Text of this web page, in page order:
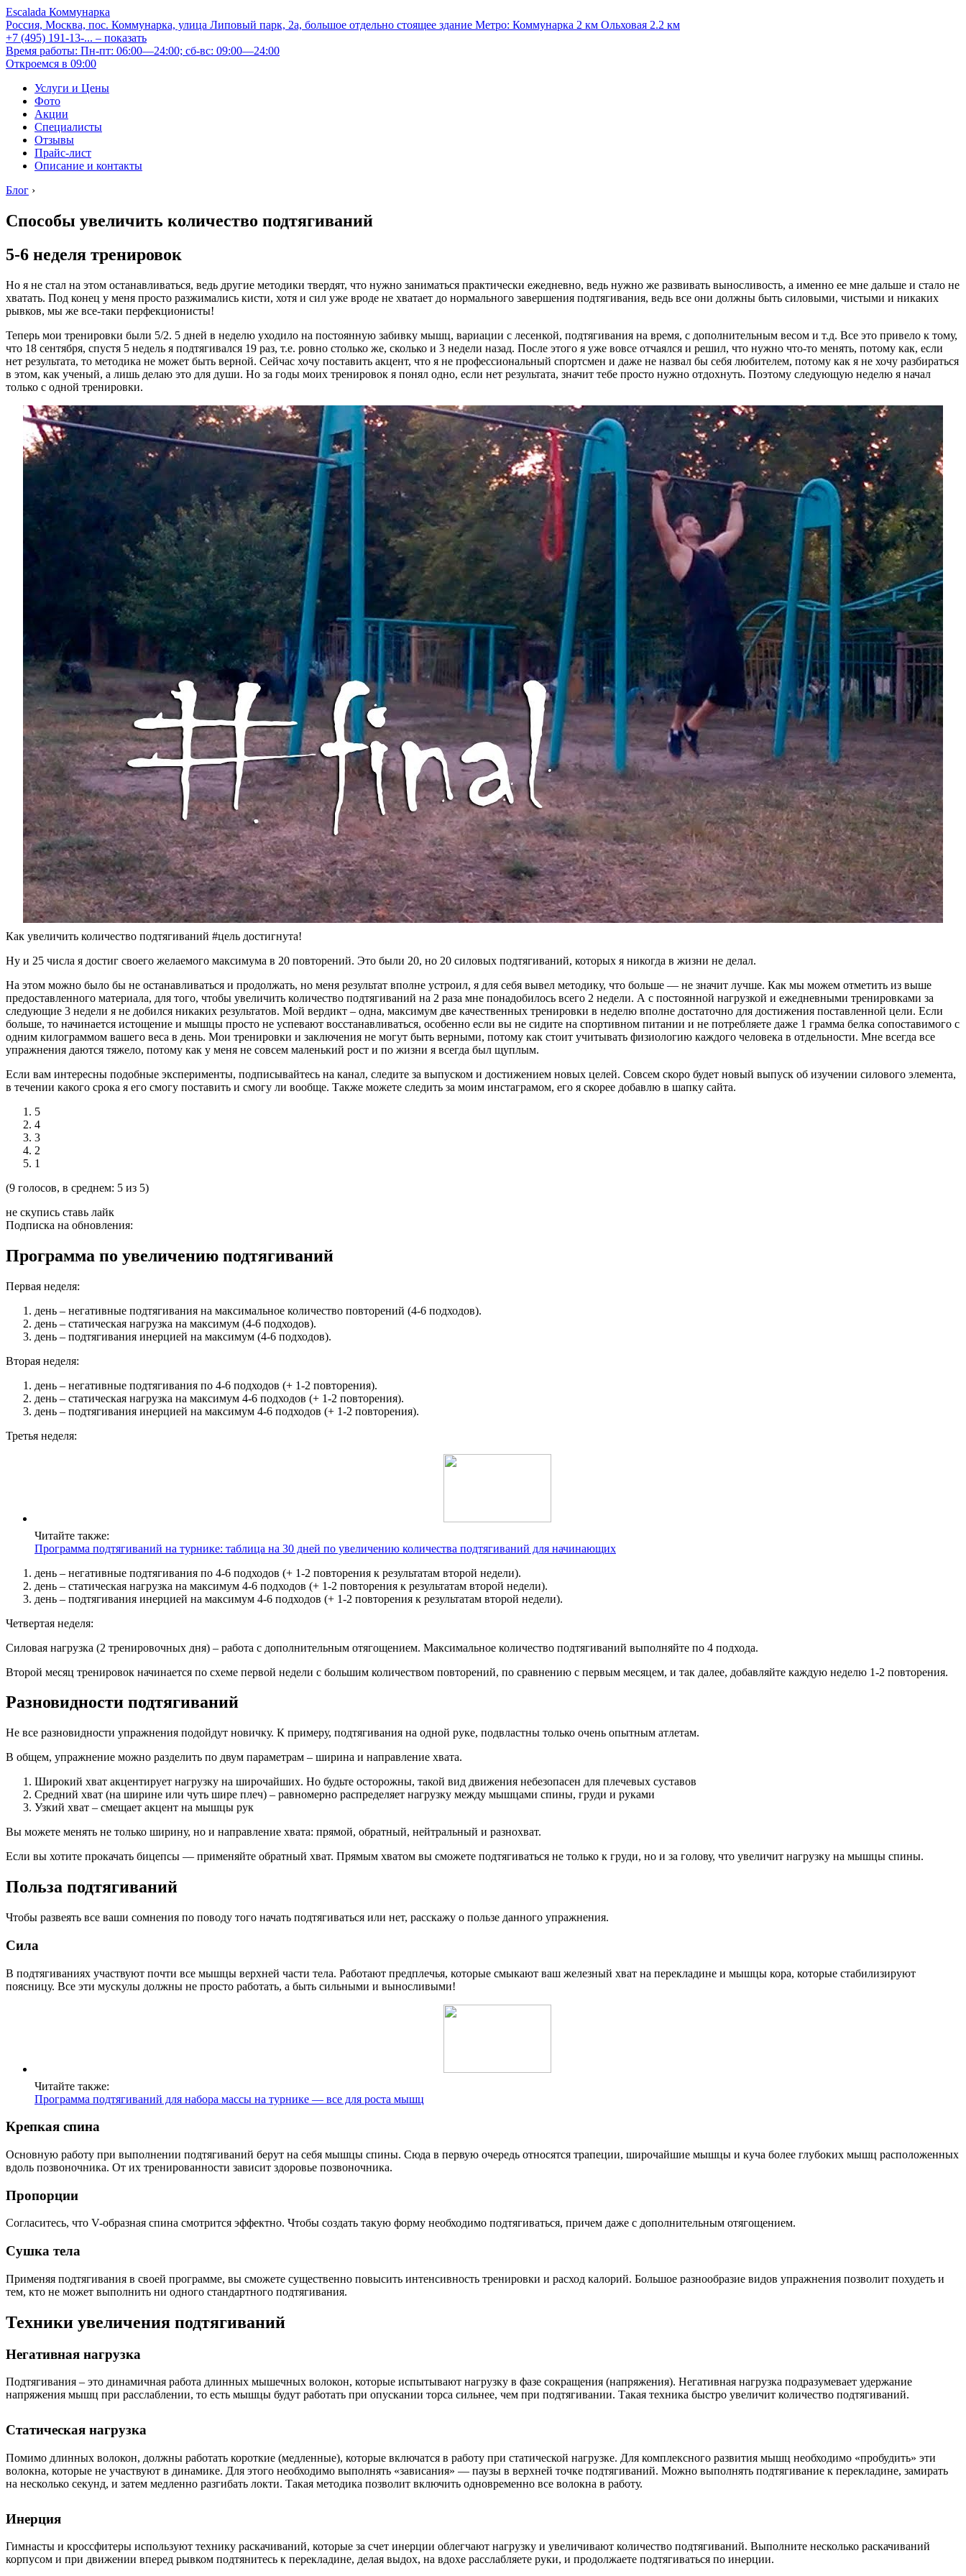
Escalada Коммунарка
Россия, Москва, пос. Коммунарка, улица Липовый парк, 2а, большое отдельно стоящее здание Метро: Коммунарка 2 км Ольховая 2.2 км
+7 (495) 191-13-... – показать
Время работы: Пн-пт: 06:00—24:00; сб-вс: 09:00—24:00
Откроемся в 09:00
Услуги и Цены
Фото
Акции
Специалисты
Отзывы
Прайс-лист
Описание и контакты
Блог ›
Способы увеличить количество подтягиваний
5-6 неделя тренировок
Но я не стал на этом останавливаться, ведь другие методики твердят, что нужно заниматься практически ежедневно, ведь нужно же развивать выносливость, а именно ее мне дальше и стало не
хватать. Под конец у меня просто разжимались кисти, хотя и сил уже вроде не хватает до нормального завершения подтягивания, ведь все они должны быть силовыми, чистыми и никаких
рывков, мы же все-таки перфекционисты!
Теперь мои тренировки были 5/2. 5 дней в неделю уходило на постоянную забивку мышц, вариации с лесенкой, подтягивания на время, с дополнительным весом и т.д. Все это привело к тому,
что 18 сентября, спустя 5 недель я подтягивался 19 раз, т.е. ровно столько же, сколько и 3 недели назад. После этого я уже вовсе отчаялся и решил, что нужно что-то менять, потому как, если
нет результата, то методика не может быть верной. Сейчас хочу поставить акцент, что я не профессиональный спортсмен и даже не назвал бы себя любителем, потому как я не хочу разбираться
в этом, как ученый, а лишь делаю это для души. Но за годы моих тренировок я понял одно, если нет результата, значит тебе просто нужно отдохнуть. Поэтому следующую неделю я начал
только с одной тренировки.
Как увеличить количество подтягиваний #цель достигнута!
Ну и 25 числа я достиг своего желаемого максимума в 20 повторений. Это были 20, но 20 силовых подтягиваний, которых я никогда в жизни не делал.
На этом можно было бы не останавливаться и продолжать, но меня результат вполне устроил, я для себя вывел методику, что больше — не значит лучше. Как мы можем отметить из выше
предоставленного материала, для того, чтобы увеличить количество подтягиваний на 2 раза мне понадобилось всего 2 недели. А с постоянной нагрузкой и ежедневными тренировками за
следующие 3 недели я не добился никаких результатов. Мой вердикт – одна, максимум две качественных тренировки в неделю вполне достаточно для достижения поставленной цели. Если
больше, то начинается истощение и мышцы просто не успевают восстанавливаться, особенно если вы не сидите на спортивном питании и не потребляете даже 1 грамма белка сопоставимого с
одним килограммом вашего веса в день. Мои тренировки и заключения не могут быть верными, потому как стоит учитывать физиологию каждого человека в отдельности. Мне всегда все
упражнения даются тяжело, потому как у меня не совсем маленький рост и по жизни я всегда был щуплым.
Если вам интересны подобные эксперименты, подписывайтесь на канал, следите за выпуском и достижением новых целей. Совсем скоро будет новый выпуск об изучении силового элемента,
в течении какого срока я его смогу поставить и смогу ли вообще. Также можете следить за моим инстаграмом, его я скорее добавлю в шапку сайта.
5
4
3
2
1
(9 голосов, в среднем: 5 из 5)
не скупись ставь лайк
Подписка на обновления:
Программа по увеличению подтягиваний
Первая неделя:
день – негативные подтягивания на максимальное количество повторений (4-6 подходов).
день – статическая нагрузка на максимум (4-6 подходов).
день – подтягивания инерцией на максимум (4-6 подходов).
Вторая неделя:
день – негативные подтягивания по 4-6 подходов (+ 1-2 повторения).
день – статическая нагрузка на максимум 4-6 подходов (+ 1-2 повторения).
день – подтягивания инерцией на максимум 4-6 подходов (+ 1-2 повторения).
Третья неделя:
Читайте также:
Программа подтягиваний на турнике: таблица на 30 дней по увеличению количества подтягиваний для начинающих
день – негативные подтягивания по 4-6 подходов (+ 1-2 повторения к результатам второй недели).
день – статическая нагрузка на максимум 4-6 подходов (+ 1-2 повторения к результатам второй недели).
день – подтягивания инерцией на максимум 4-6 подходов (+ 1-2 повторения к результатам второй недели).
Четвертая неделя:
Силовая нагрузка (2 тренировочных дня) – работа с дополнительным отягощением. Максимальное количество подтягиваний выполняйте по 4 подхода.
Второй месяц тренировок начинается по схеме первой недели с большим количеством повторений, по сравнению с первым месяцем, и так далее, добавляйте каждую неделю 1-2 повторения.
Разновидности подтягиваний
Не все разновидности упражнения подойдут новичку. К примеру, подтягивания на одной руке, подвластны только очень опытным атлетам.
В общем, упражнение можно разделить по двум параметрам – ширина и направление хвата.
Широкий хват акцентирует нагрузку на широчайших. Но будьте осторожны, такой вид движения небезопасен для плечевых суставов
Средний хват (на ширине или чуть шире плеч) – равномерно распределяет нагрузку между мышцами спины, груди и руками
Узкий хват – смещает акцент на мышцы рук
Вы можете менять не только ширину, но и направление хвата: прямой, обратный, нейтральный и разнохват.
Если вы хотите прокачать бицепсы — применяйте обратный хват. Прямым хватом вы сможете подтягиваться не только к груди, но и за голову, что увеличит нагрузку на мышцы спины.
Польза подтягиваний
Чтобы развеять все ваши сомнения по поводу того начать подтягиваться или нет, расскажу о пользе данного упражнения.
Сила
В подтягиваниях участвуют почти все мышцы верхней части тела. Работают предплечья, которые смыкают ваш железный хват на перекладине и мышцы кора, которые стабилизируют
поясницу. Все эти мускулы должны не просто работать, а быть сильными и выносливыми!
Читайте также:
Программа подтягиваний для набора массы на турнике — все для роста мышц
Крепкая спина
Основную работу при выполнении подтягиваний берут на себя мышцы спины. Сюда в первую очередь относятся трапеции, широчайшие мышцы и куча более глубоких мышц расположенных
вдоль позвоночника. От их тренированности зависит здоровье позвоночника.
Пропорции
Согласитесь, что V-образная спина смотрится эффектно. Чтобы создать такую форму необходимо подтягиваться, причем даже с дополнительным отягощением.
Сушка тела
Применяя подтягивания в своей программе, вы сможете существенно повысить интенсивность тренировки и расход калорий. Большое разнообразие видов упражнения позволит похудеть и
тем, кто не может выполнить ни одного стандартного подтягивания.
Техники увеличения подтягиваний
Негативная нагрузка
Подтягивания – это динамичная работа длинных мышечных волокон, которые испытывают нагрузку в фазе сокращения (напряжения). Негативная нагрузка подразумевает удержание
напряжения мышц при расслаблении, то есть мышцы будут работать при опускании торса сильнее, чем при подтягивании. Такая техника быстро увеличит количество подтягиваний.
Статическая нагрузка
Помимо длинных волокон, должны работать короткие (медленные), которые включатся в работу при статической нагрузке. Для комплексного развития мышц необходимо «пробудить» эти
волокна, которые не участвуют в динамике. Для этого необходимо выполнять «зависания» — паузы в верхней точке подтягиваний. Можно выполнять подтягивание к перекладине, замирать
на несколько секунд, и затем медленно разгибать локти. Такая методика позволит включить одновременно все волокна в работу.
Инерция
Гимнасты и кроссфитеры используют технику раскачиваний, которые за счет инерции облегчают нагрузку и увеличивают количество подтягиваний. Выполните несколько раскачиваний
корпусом и при движении вперед рывком подтянитесь к перекладине, делая выдох, на вдохе расслабляете руки, и продолжаете подтягиваться по инерции.